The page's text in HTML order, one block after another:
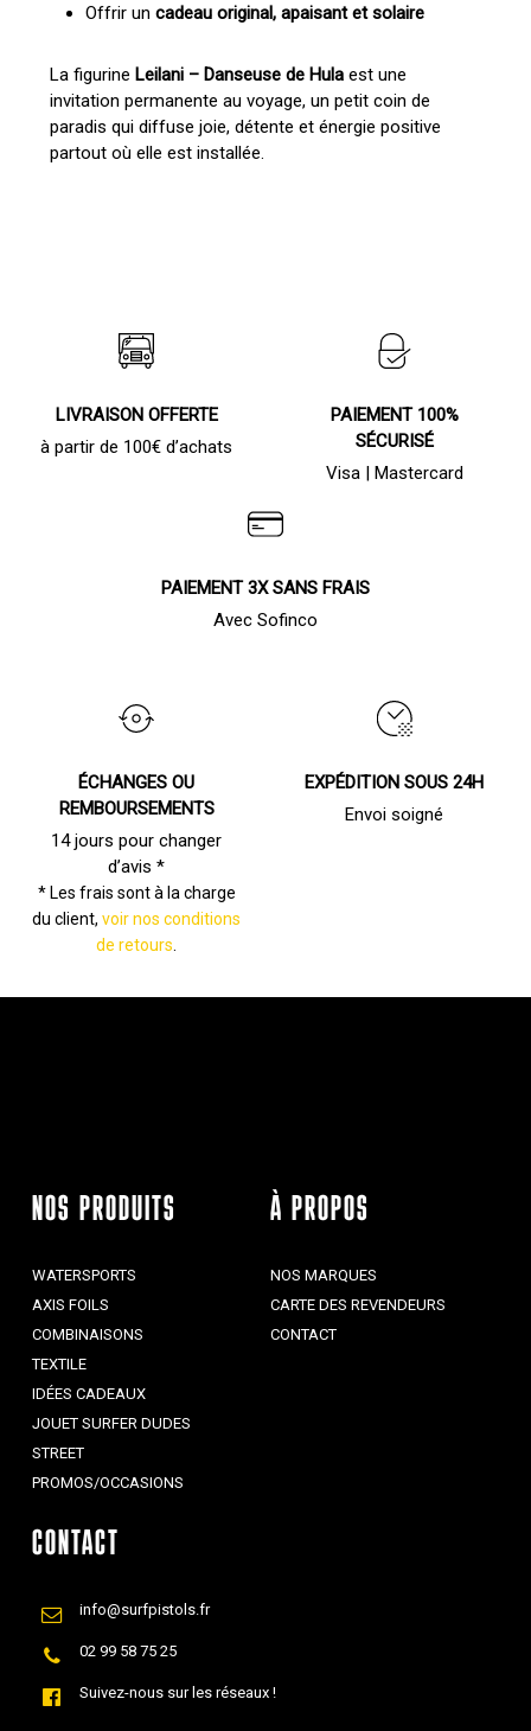
Offrir un cadeau original, apaisant et solaire
La figurine Leilani – Danseuse de Hula est une
invitation permanente au voyage, un petit coin de
paradis qui diffuse joie, détente et énergie positive
partout où elle est installée.
LIVRAISON OFFERTE
à partir de 100€ d’achats
PAIEMENT 100%
SÉCURISÉ
Visa | Mastercard
PAIEMENT 3X SANS FRAIS
Avec Sofinco
ÉCHANGES OU
REMBOURSEMENTS
14 jours pour changer
d’avis *
* Les frais sont à la charge
du client,voir nos conditions
de retours.
EXPÉDITION SOUS 24H
Envoi soigné
NOS PRODUITS
WATERSPORTS
AXIS FOILS
COMBINAISONS
TEXTILE
IDÉES CADEAUX
JOUET SURFER DUDES
STREET
PROMOS/OCCASIONS
À PROPOS
NOS MARQUES
CARTE DES REVENDEURS
CONTACT
CONTACT
info@surfpistols.fr
02 99 58 75 25
Suivez-nous sur les réseaux !